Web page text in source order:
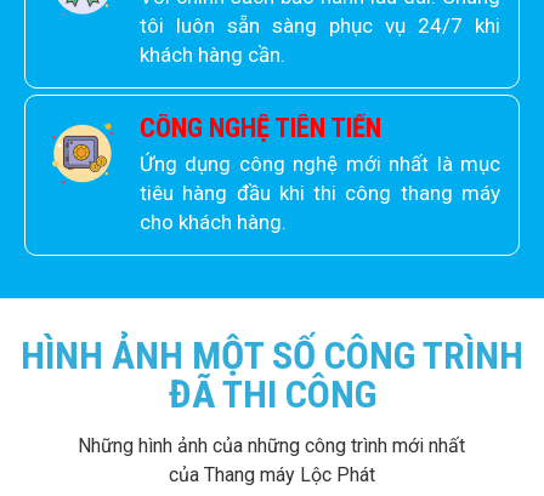
tôi luôn sẵn sàng phục vụ 24/7 khi
khách hàng cần.
CÔNG NGHỆ TIÊN TIẾN
Ứng dụng công nghệ mới nhất là mục
tiêu hàng đầu khi thi công thang máy
cho khách hàng.
HÌNH ẢNH MỘT SỐ CÔNG TRÌNH
ĐÃ THI CÔNG
Những hình ảnh của những công trình mới nhất
của Thang máy Lộc Phát